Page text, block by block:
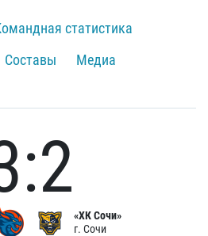
статистика
Составы
Медиа
«ХК Сочи»
г. Сочи